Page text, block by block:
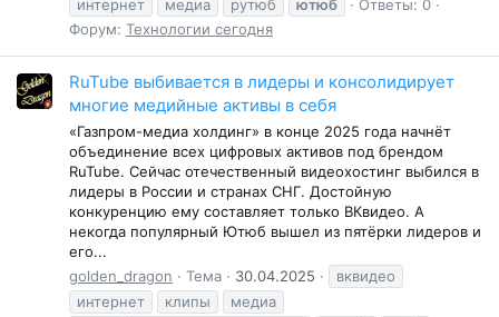
интернет
медиа рутюб ютюб
Ответы: 0
Форум: Технологии сегодня
RuTube выбивается в лидеры и консолидирует
многие медийные активы в себя
«Газпром-медиа холдинг» в конце 2025 года начнёт
объединение всех цифровых активов под брендом
RuTube. Сейчас отечественный видеохостинг выбился в
лидеры в России и странах СНГ. Достойную
конкуренцию ему составляет только ВКвидео. А
некогда популярный Ютюб вышел из пятёрки лидеров и
его...
golden_dragon
Тема 30.04.2025
вквидео
интернет
клипы
медиа